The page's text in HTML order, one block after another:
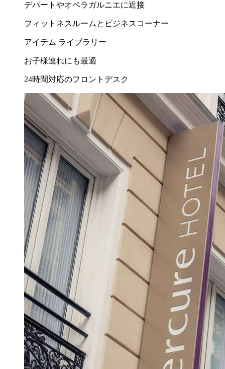
デパートやオペラガルニエに近接
フィットネスルームとビジネスコーナー
アイテム ライブラリー
お子様連れにも最適
24時間対応のフロントデスク